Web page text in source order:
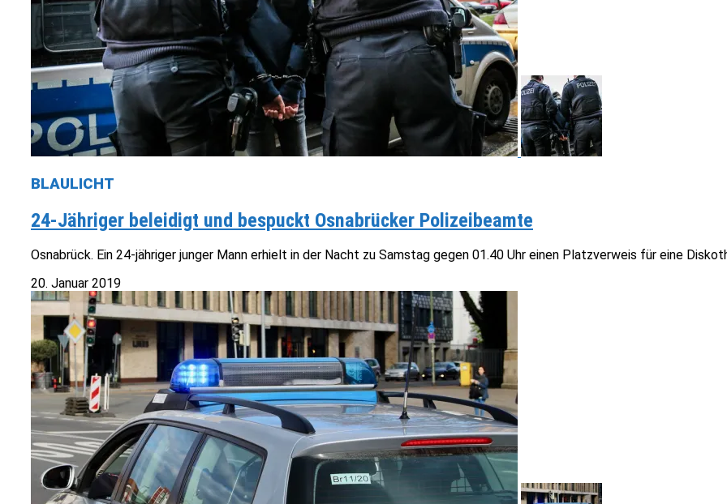
BLAULICHT
24-Jähriger beleidigt und bespuckt Osnabrücker Polizeibeamte
Osnabrück. Ein 24-jähriger junger Mann erhielt in der Nacht zu Samstag gegen 01.40 Uhr einen Platzverweis für eine
20. Januar 2019